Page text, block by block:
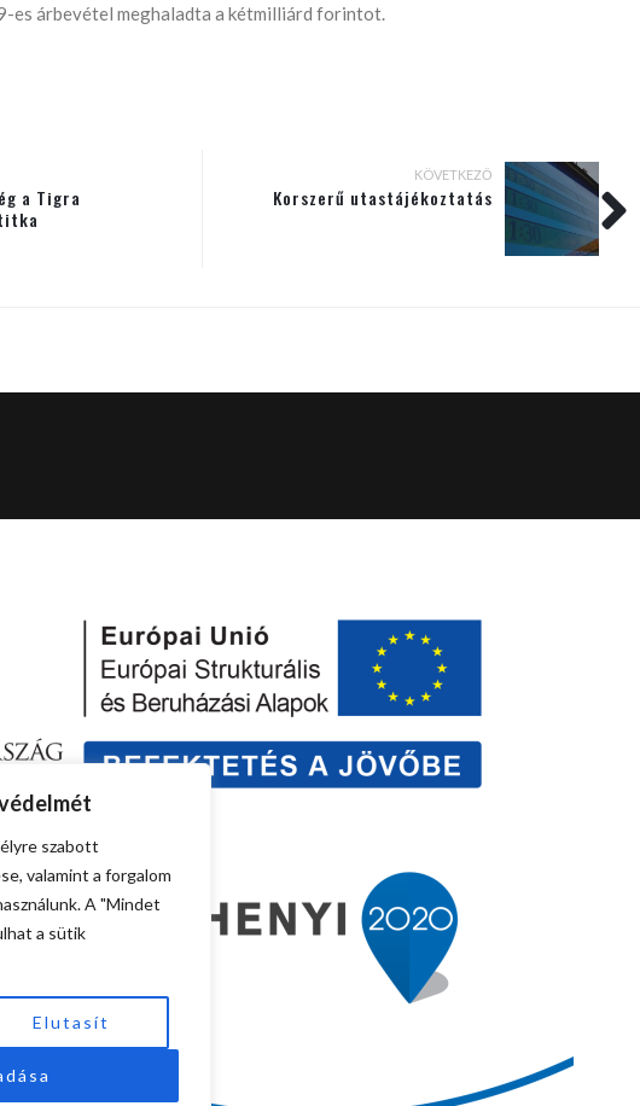
szabott
valamint a forgalom
A "Mindet
a sütik
Elutasít
es árbevétel meghaladta a kétmilliárd forintot.
a Tigra
KÖVETKEZŐ
Korszerű utastájékoztatás